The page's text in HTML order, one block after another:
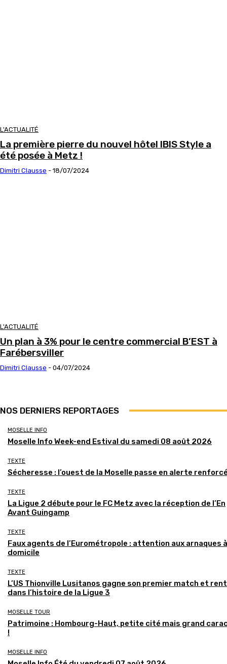
L'ACTUALITÉ
La première pierre du nouvel hôtel IBIS Style a
été posée à Metz !
Dimitri Clausse - 18/07/2024
L'ACTUALITÉ
Un plan à 3% pour le centre commercial B’EST à
Farébersviller
Dimitri Clausse - 04/07/2024
NOS DERNIERS REPORTAGES
MOSELLE INFO
Moselle Info Week-end Estival du samedi 08 août 2026
TEXTE
Sécheresse : l’ouest de la Moselle passe en alerte
TEXTE
La Ligue 2 débute pour le FC Metz avec la réception de l’En
Avant Guingamp
TEXTE
Faux agents de l’Eurométropole : attention aux arnaques à
domicile
TEXTE
L’US Thionville Lusitanos gagne son premier match et
dans l’histoire de la Ligue 3
MOSELLE TOUR
Patrimoine : Hombourg-Haut, petite cité mais grand
!
MOSELLE INFO